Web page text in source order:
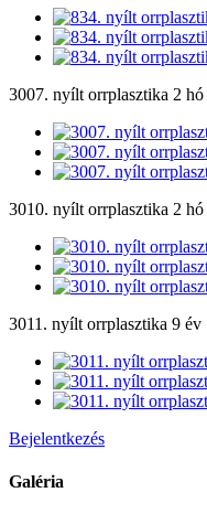
3007. nyílt orrplasztika 2 hó
3010. nyílt orrplasztika 2 hó
3011. nyílt orrplasztika 9 év
Bejelentkezés
Galéria